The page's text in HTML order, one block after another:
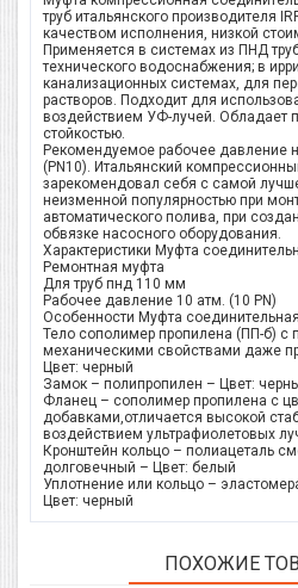
труб итальянского производителя
качеством исполнения, низкой
Применяется в системах из ПНД
технического водоснабжения; в
канализационных системах, для
растворов. Подходит для
воздействием УФ-лучей. Обладает
стойкостью.
Рекомендуемое рабочее давление
(PN10). Итальянский
зарекомендовал себя с самой
неизменной популярностью при
автоматического полива, при
обвязке насосного оборудования.
Характеристики Муфта
Ремонтная муфта
Для труб пнд 110 мм
Рабочее давление 10 атм. (10 PN)
Особенности Муфта
Тело сополимер пропилена (ПП-б) с
механическими свойствами даже
Цвет: черный
Замок – полипропилен – Цвет:
Фланец – сополимер пропилена с
добавками,отличается высокой
воздействием ультрафиолетовых
Кронштейн кольцо – полиацеталь
долговечный – Цвет: белый
Уплотнение или кольцо –
Цвет: черный
ПОХОЖИЕ